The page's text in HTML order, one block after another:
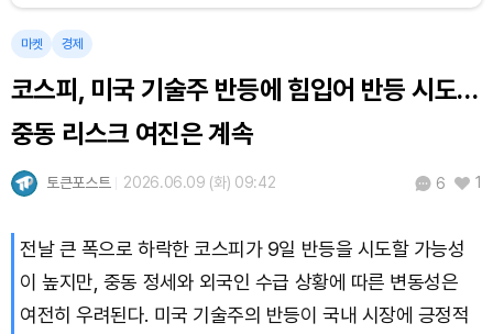
Bitcoin (BTC)
마켓 경제
코스피, 미국 기술주 반등에 힘입어 반등 시도…
중동 리스크 여진은 계속
토큰포스트 2026.06.09 (화) 09:42 6 1
전날 큰 폭으로 하락한 코스피가 9일 반등을 시도할 가능성
이 높지만, 중동 정세와 외국인 수급 상황에 따른 변동성은
여전히 우려된다. 미국 기술주의 반등이 국내 시장에 긍정적